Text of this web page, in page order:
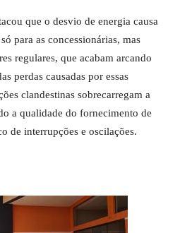
que o desvio de energia causa
para as concessionárias, mas
regulares, que acabam arcando
perdas causadas por essas
clandestinas sobrecarregam a
a qualidade do fornecimento de
de interrupções e oscilações.